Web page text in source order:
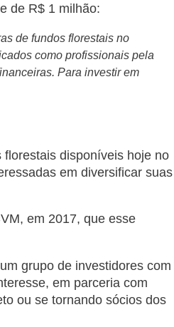
de R$ 1 milhão:
de fundos florestais no
como profissionais pela
Para investir em
disponíveis hoje no
em diversificar suas
em 2017, que esse
grupo de investidores com
em parceria com
ou se tornando sócios dos